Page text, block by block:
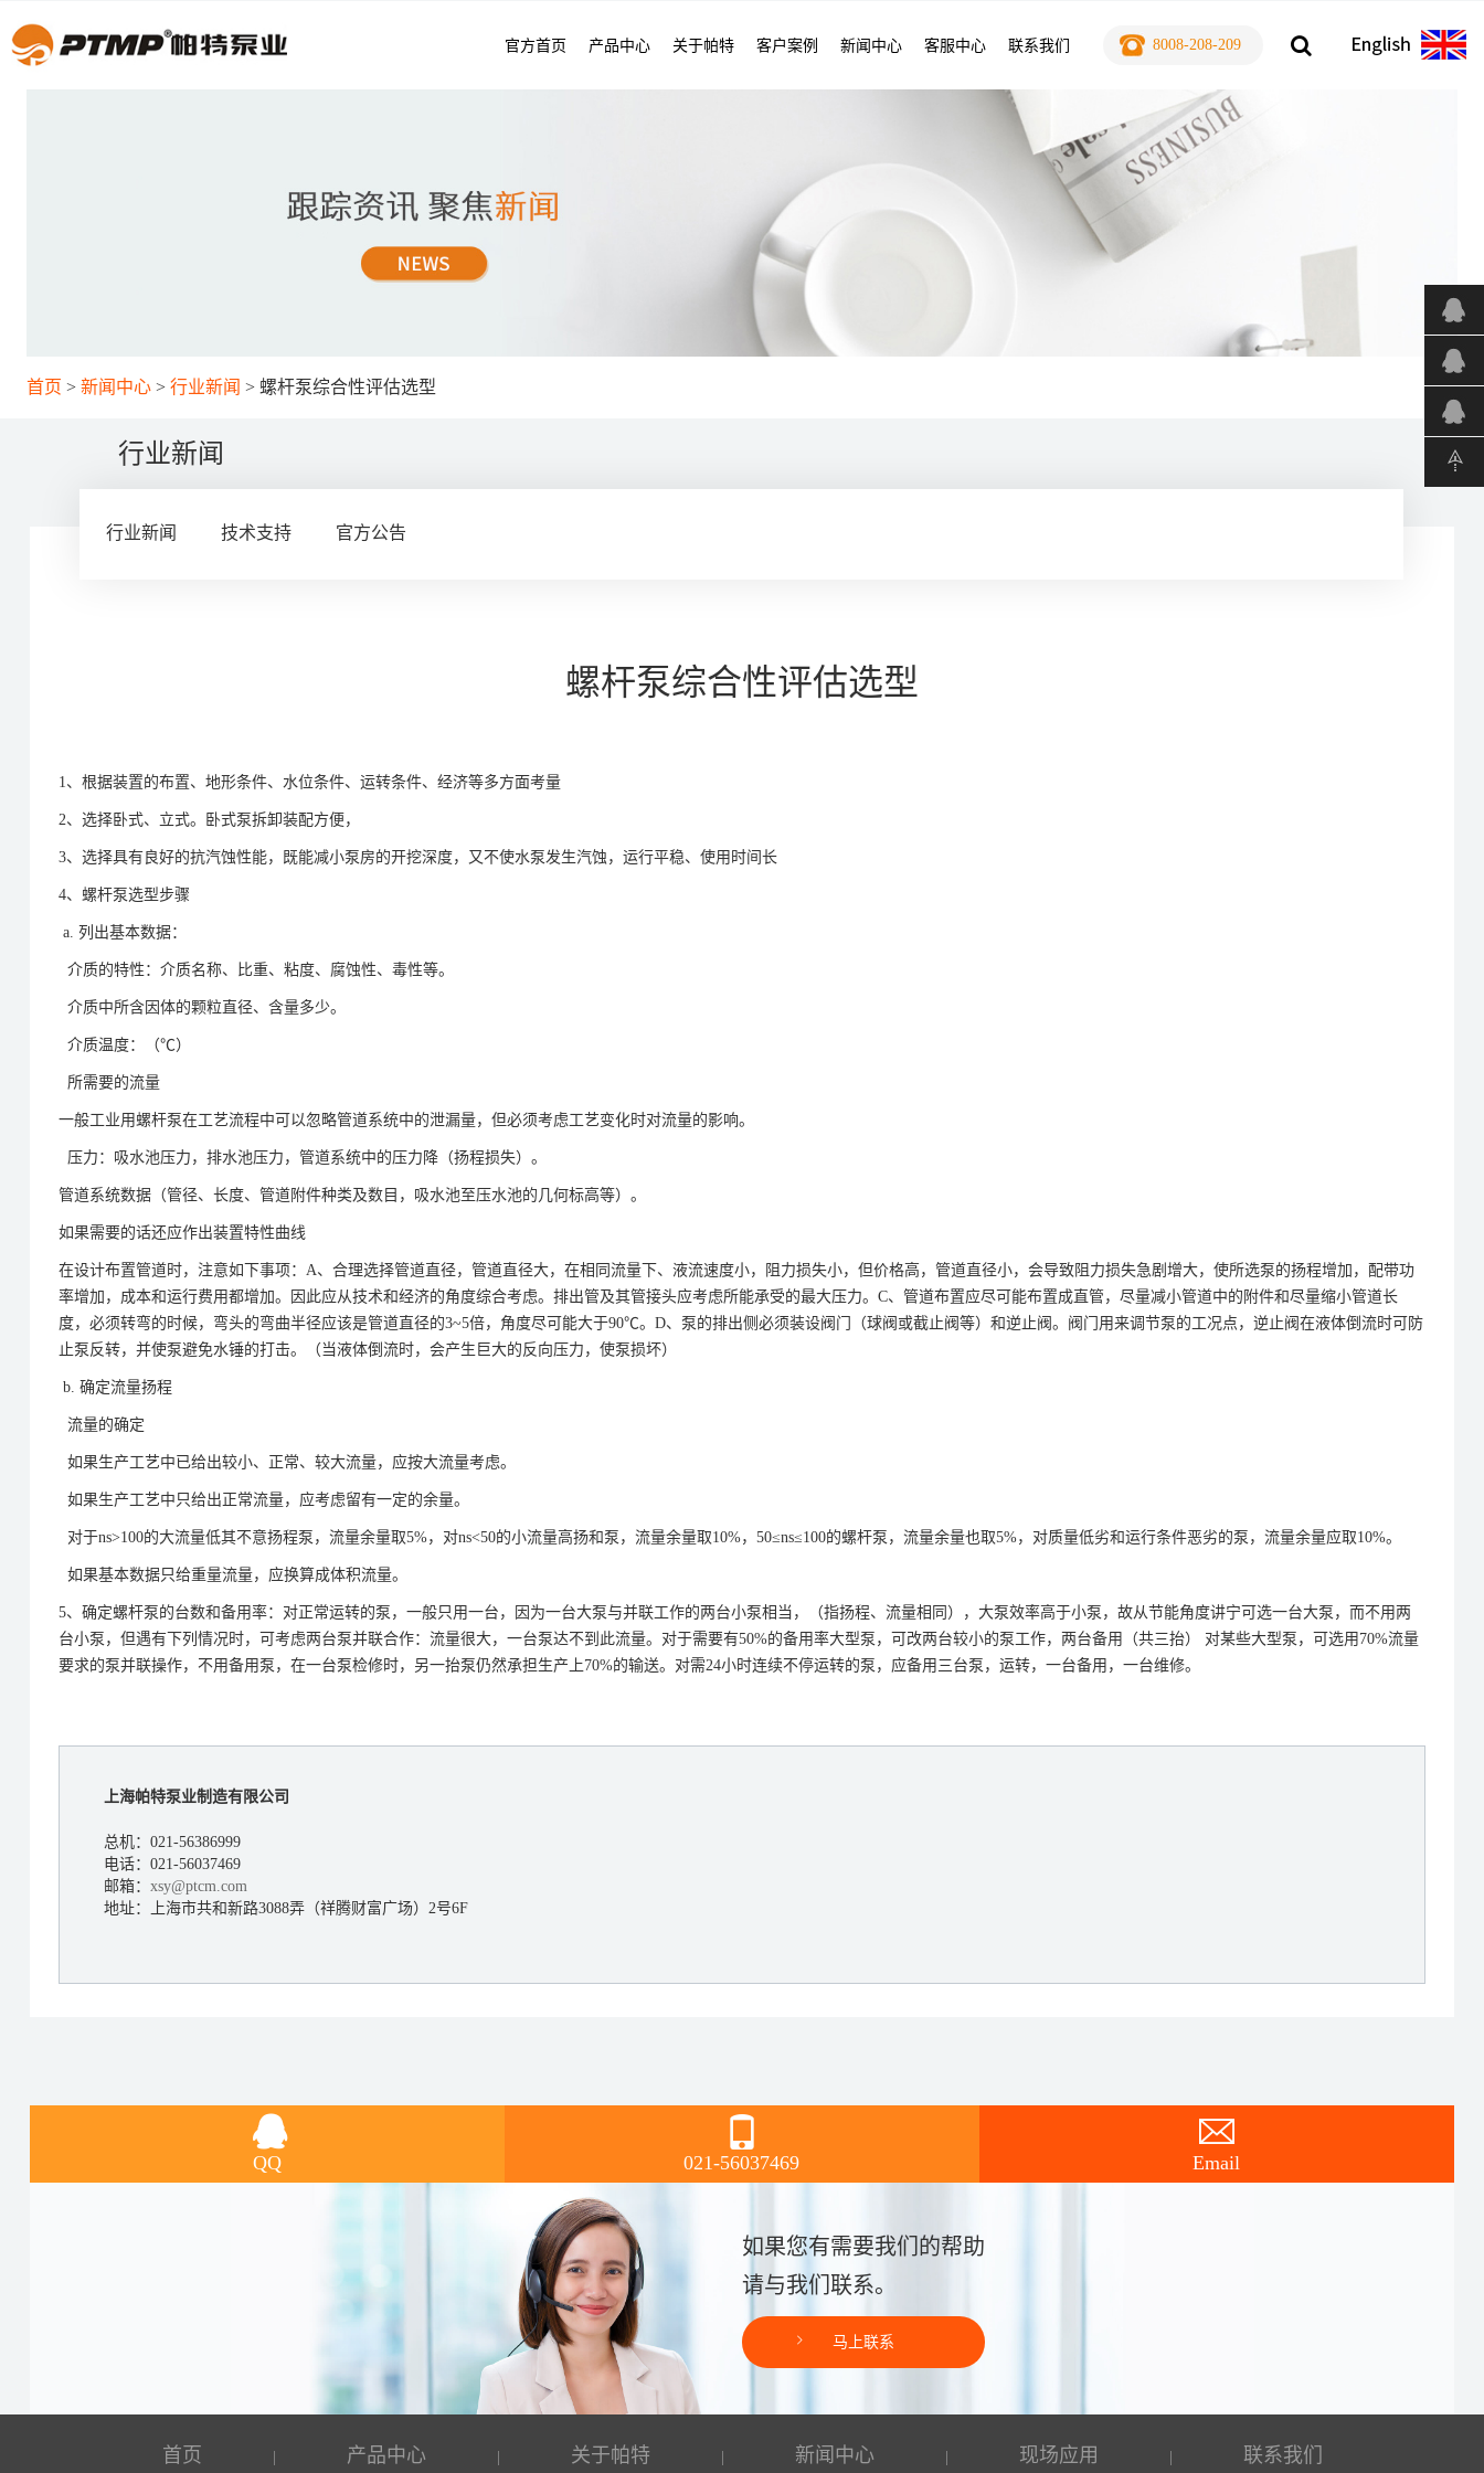
8008-208-209
官方首页 产品中心 关于帕特 客户案例 新闻中心 客服中心 联系我们
首页 新闻中心 行业新闻 螺杆泵综合性评估选型
行业新闻
行业新闻 技术支持 官方公告
螺杆泵综合性评估选型
1、根据装置的布置、地形条件、水位条件、运转条件、经济等多方面考量
2、选择卧式、立式。卧式泵拆卸装配方便，
3、选择具有良好的抗汽蚀性能，既能减小泵房的开挖深度，又不使水泵发生汽蚀，运行平稳、使用时间长
4、螺杆泵选型步骤
a. 列出基本数据：
介质的特性：介质名称、比重、粘度、腐蚀性、毒性等。
介质中所含因体的颗粒直径、含量多少。
介质温度：（℃）
所需要的流量
一般工业用螺杆泵在工艺流程中可以忽略管道系统中的泄漏量，但必须考虑工艺变化时对流量的影响。
压力：吸水池压力，排水池压力，管道系统中的压力降（扬程损失）。
管道系统数据（管径、长度、管道附件种类及数目，吸水池至压水池的几何标高等）。
如果需要的话还应作出装置特性曲线
在设计布置管道时，注意如下事项：A、合理选择管道直径，管道直径大，在相同流量下、液流速度小，阻力损失小，但价格高，管道直径小，会导致阻力损失急剧增大，使所选泵的扬程增加，配带功
率增加，成本和运行费用都增加。因此应从技术和经济的角度综合考虑。排出管及其管接头应考虑所能承受的最大压力。C、管道布置应尽可能布置成直管，尽量减小管道中的附件和尽量缩小管道长
度，必须转弯的时候，弯头的弯曲半径应该是管道直径的3~5倍，角度尽可能大于90℃。D、泵的排出侧必须装设阀门（球阀或截止阀等）和逆止阀。阀门用来调节泵的工况点，逆止阀在液体倒流时可防
止泵反转，并使泵避免水锤的打击。（当液体倒流时，会产生巨大的反向压力，使泵损坏）
b. 确定流量扬程
流量的确定
如果生产工艺中已给出较小、正常、较大流量，应按大流量考虑。
如果生产工艺中只给出正常流量，应考虑留有一定的余量。
对于ns>100的大流量低其不意扬程泵，流量余量取5%，对ns<50的小流量高扬和泵，流量余量取10%，50≤ns≤100的螺杆泵，流量余量也取5%，对质量低劣和运行条件恶劣的泵，流量余量应取10%。
如果基本数据只给重量流量，应换算成体积流量。
5、确定螺杆泵的台数和备用率：对正常运转的泵，一般只用一台，因为一台大泵与并联工作的两台小泵相当，（指扬程、流量相同），大泵效率高于小泵，故从节能角度讲宁可选一台大泵，而不用两
台小泵，但遇有下列情况时，可考虑两台泵并联合作：流量很大，一台泵达不到此流量。对于需要有50%的备用率大型泵，可改两台较小的泵工作，两台备用（共三抬） 对某些大型泵，可选用70%流量
要求的泵并联操作，不用备用泵，在一台泵检修时，另一抬泵仍然承担生产上70%的输送。对需24小时连续不停运转的泵，应备用三台泵，运转，一台备用，一台维修。
上海帕特泵业制造有限公司
总机：021-56386999
电话：021-56037469
邮箱：xsy@ptcm.com
地址：上海市共和新路3088弄（祥腾财富广场）2号6F
QQ 021-56037469 Email
如果您有需要我们的帮助
请与我们联系。
马上联系
首页 产品中心 关于帕特 新闻中心 现场应用 联系我们